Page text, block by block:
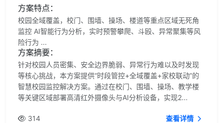
方案特点：
校园全域覆盖，校门、围墙、操场、楼道等重点区域无死角
监控 AI智能行为分析，实时预警攀爬、斗殴、异常聚集等风
险行为 ...
方案摘要：
针对校园人员密集、安全边界脆弱、异常行为难以及时发现
等核心挑战，本方案提供“时段管控+全域覆盖+家校联动”的
智慧校园监控解决方案。通过在校门、围墙、操场、教学楼
等关键区域部署高清红外摄像头与AI分析设备，实现2...
314 查看详情